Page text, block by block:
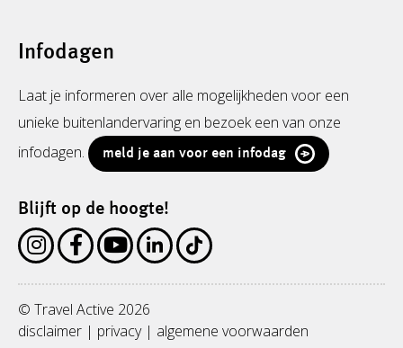
Infodagen
Laat je informeren over alle mogelijkheden voor een
unieke buitenlandervaring en bezoek een van onze
infodagen.
meld je aan voor een infodag
Blijft op de hoogte!
© Travel Active 2026
disclaimer | privacy| algemene voorwaarden